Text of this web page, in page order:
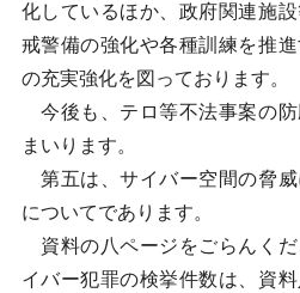
化しているほか、政府関連施
戒警備の強化や各種訓練を推
の充実強化を図っております。
今後も、テロ等不法事案の防
まいります。
第五は、サイバー空間の脅
についてであります。
資料の八ページをごらんく
イバー犯罪の検挙件数は、資